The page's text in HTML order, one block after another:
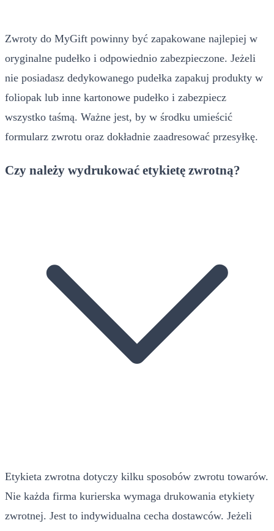
Zwroty do MyGift powinny być zapakowane najlepiej w
oryginalne pudełko i odpowiednio zabezpieczone. Jeżeli
nie posiadasz dedykowanego pudełka zapakuj produkty w
foliopak lub inne kartonowe pudełko i zabezpiecz
wszystko taśmą. Ważne jest, by w środku umieścić
formularz zwrotu oraz dokładnie zaadresować przesyłkę.
Czy należy wydrukować etykietę zwrotną?
Etykieta zwrotna dotyczy kilku sposobów zwrotu towarów.
Nie każda firma kurierska wymaga drukowania etykiety
zwrotnej. Jest to indywidualna cecha dostawców. Jeżeli